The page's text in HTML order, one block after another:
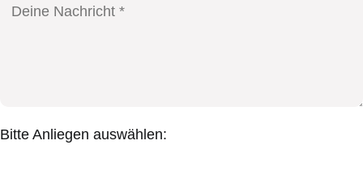
Bitte Anliegen auswählen: